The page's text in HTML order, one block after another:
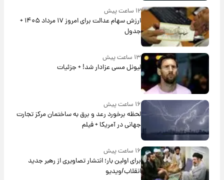
۱۲ ساعت پیش
ارزش سهام عدالت برای امروز ۱۷ مرداد ۱۴۰۵ +
جدول
۱۳ ساعت پیش
لیونل مسی عزادار شد! + جزئیات
۱۶ ساعت پیش
لحظه برخورد رعد و برق به ساختمان مرکز تجارت
جهانی در آمریکا + فیلم
۱۶ ساعت پیش
برای اولین بار؛ انتشار تصاویری از رهبر جدید
انقلاب/ویدیو